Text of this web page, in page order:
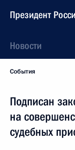
Президент
Новости
События
Подписан
на
судебных